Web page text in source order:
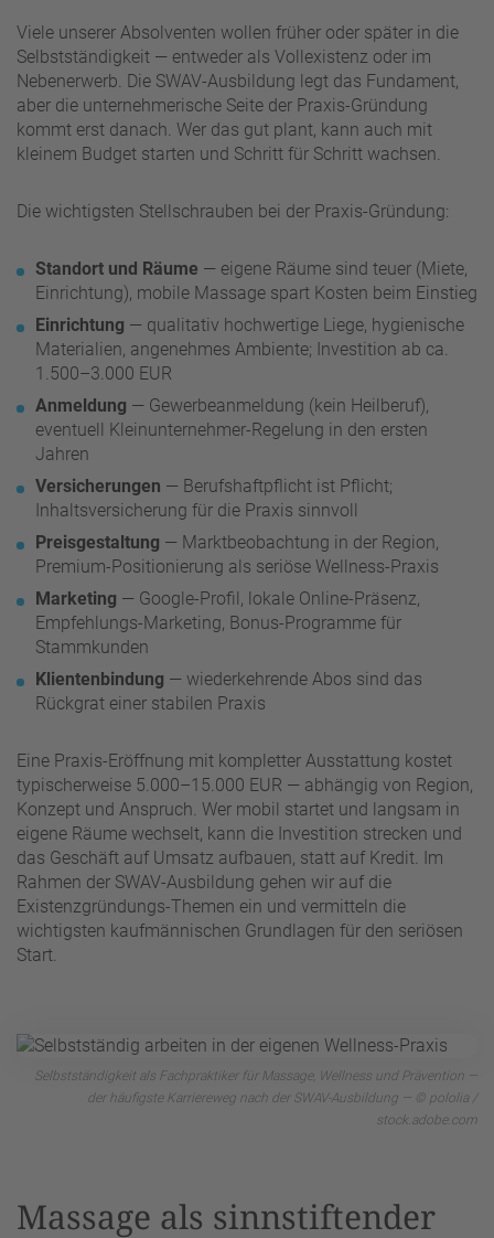
Viele unserer Absolventen wollen früher oder später in die
Selbstständigkeit — entweder als Vollexistenz oder im
Nebenerwerb. Die SWAV-Ausbildung legt das Fundament,
aber die unternehmerische Seite der Praxis-Gründung
kommt erst danach. Wer das gut plant, kann auch mit
kleinem Budget starten und Schritt für Schritt wachsen.
Die wichtigsten Stellschrauben bei der Praxis-Gründung:
Standort und Räume — eigene Räume sind teuer (Miete,
Einrichtung), mobile Massage spart Kosten beim Einstieg
Einrichtung — qualitativ hochwertige Liege, hygienische
Materialien, angenehmes Ambiente; Investition ab ca.
1.500–3.000 EUR
Anmeldung — Gewerbeanmeldung (kein Heilberuf),
eventuell Kleinunternehmer-Regelung in den ersten
Jahren
Versicherungen — Berufshaftpflicht ist Pflicht;
Inhaltsversicherung für die Praxis sinnvoll
Preisgestaltung — Marktbeobachtung in der Region,
Premium-Positionierung als seriöse Wellness-Praxis
Marketing — Google-Profil, lokale Online-Präsenz,
Empfehlungs-Marketing, Bonus-Programme für
Stammkunden
Klientenbindung — wiederkehrende Abos sind das
Rückgrat einer stabilen Praxis
Eine Praxis-Eröffnung mit kompletter Ausstattung kostet
typischerweise 5.000–15.000 EUR — abhängig von Region,
Konzept und Anspruch. Wer mobil startet und langsam in
eigene Räume wechselt, kann die Investition strecken und
das Geschäft auf Umsatz aufbauen, statt auf Kredit. Im
Rahmen der SWAV-Ausbildung gehen wir auf die
Existenzgründungs-Themen ein und vermitteln die
wichtigsten kaufmännischen Grundlagen für den seriösen
Start.
Selbstständigkeit als Fachpraktiker für Massage, Wellness und Prävention —
der häufigste Karriereweg nach der SWAV-Ausbildung — © pololia /
stock.adobe.com
Massage als sinnstiftender